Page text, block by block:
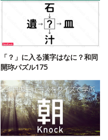
「？」に入る漢字はなに？和同
開珎パズル175